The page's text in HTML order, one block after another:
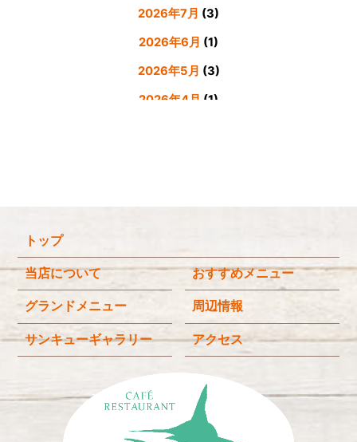
2026年7月 (3)
2026年6月 (1)
2026年5月 (3)
2026年4月 (1)
2025年9月(3)
2025年8月(4)
2025年6月(3)
2025年4月
(2)
2025年3月
(2)
トップ
当店について おすすめメニュー
グランドメニュー 周辺情報
サンキューギャラリー アクセス